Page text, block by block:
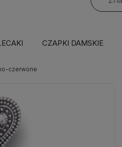
CZAPKI DAMSKIE
czerwone